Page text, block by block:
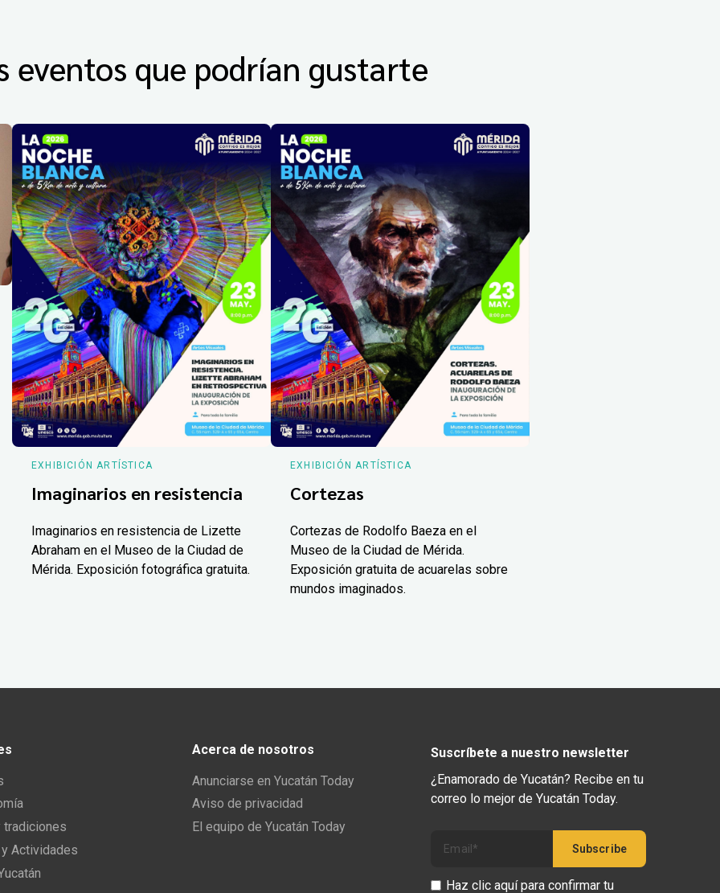
eventos que podrían gustarte
EXHIBICIÓN ARTÍSTICA
Imaginarios en resistencia
Imaginarios en resistencia de Lizette
Abraham en el Museo de la Ciudad de
Mérida. Exposición fotográfica gratuita.
EXHIBICIÓN ARTÍSTICA
Cortezas
Cortezas de Rodolfo Baeza en el
Museo de la Ciudad de Mérida.
Exposición gratuita de acuarelas sobre
mundos imaginados.
tradiciones
Actividades
Acerca de nosotros
Anunciarse en Yucatán Today
Aviso de privacidad
El equipo de Yucatán Today
Suscríbete a nuestro newsletter
¿Enamorado de Yucatán? Recibe en tu
correo lo mejor de Yucatán Today.
Haz clic aquí para confirmar tu